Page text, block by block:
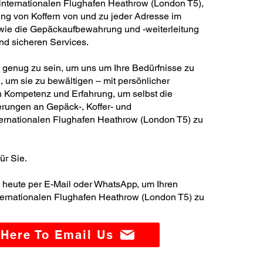
Flughafen Heathrow (London T5),
von Koffern von und zu jeder Adresse im
die Gepäckaufbewahrung und -weiterleitung
sicheren Services.
zu sein, um uns um Ihre Bedürfnisse zu
um sie zu bewältigen – mit persönlicher
und Erfahrung, um selbst die
an Gepäck-, Koffer- und
Flughafen Heathrow (London T5) zu
Sie.
per E-Mail oder WhatsApp, um Ihren
Flughafen Heathrow (London T5) zu
To Email Us